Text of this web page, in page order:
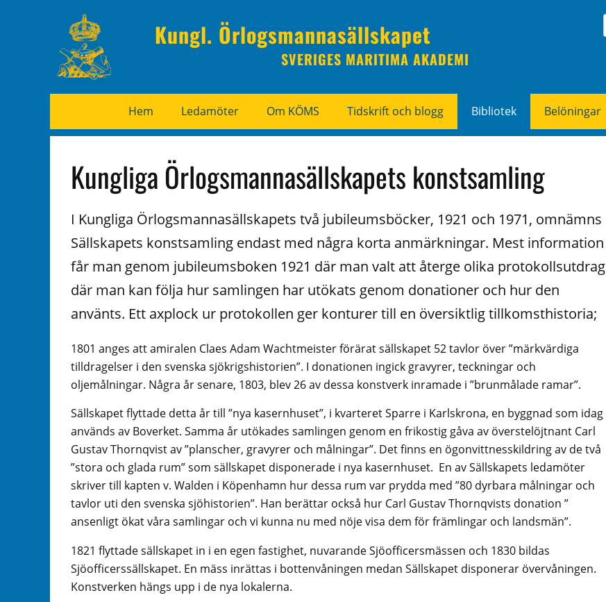
Kungl. Örlogsmannasällskapet
SVERIGES MARITIMA AKADEMI
Hem Ledamöter Om KÖMS Tidskrift och blogg Bibliotek Belöningar
Kungliga Örlogsmannasällskapets konstsamling
I Kungliga Örlogsmannasällskapets två jubileumsböcker, 1921 och 1971, omnämns
Sällskapets konstsamling endast med några korta anmärkningar. Mest information
får man genom jubileumsboken 1921 där man valt att återge olika protokollsutdrag
där man kan följa hur samlingen har utökats genom donationer och hur den
använts. Ett axplock ur protokollen ger konturer till en översiktlig tillkomsthistoria;
1801 anges att amiralen Claes Adam Wachtmeister förärat sällskapet 52 tavlor över ”märkvärdiga
tilldragelser i den svenska sjökrigshistorien”. I donationen ingick gravyrer, teckningar och
oljemålningar. Några år senare, 1803, blev 26 av dessa konstverk inramade i ”brunmålade ramar”.
Sällskapet flyttade detta år till ”nya kasernhuset”, i kvarteret Sparre i Karlskrona, en byggnad som idag
används av Boverket. Samma år utökades samlingen genom en frikostig gåva av överstelöjtnant Carl
Gustav Thornqvist av ”planscher, gravyrer och målningar”. Det finns en ögonvittnesskildring av de två
”stora och glada rum” som sällskapet disponerade i nya kasernhuset. En av Sällskapets ledamöter
skriver till kapten v. Walden i Köpenhamn hur dessa rum var prydda med ”80 dyrbara målningar och
tavlor uti den svenska sjöhistorien”. Han berättar också hur Carl Gustav Thornqvists donation ”
ansenligt ökat våra samlingar och vi kunna nu med nöje visa dem för främlingar och landsmän”.
1821 flyttade sällskapet in i en egen fastighet, nuvarande Sjöofficersmässen och 1830 bildas
Sjöofficerssällskapet. En mäss inrättas i bottenvåningen medan Sällskapet disponerar övervåningen.
Konstverken hängs upp i de nya lokalerna.